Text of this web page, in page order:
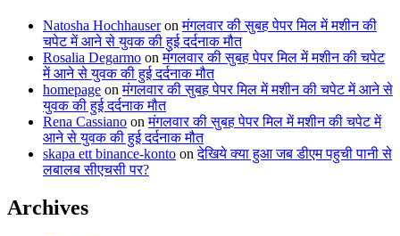
Natosha Hochhauseronमंगलवार की सुबह पेपर मिल में मशीन की
चपेट में आने से युवक की हुई दर्दनाक मौत
Rosalia Degarmo onमंगलवार की सुबह पेपर मिल में मशीन की चपेट
में आने से युवक की हुई दर्दनाक मौत
homepage onमंगलवार की सुबह पेपर मिल में मशीन की चपेट में आने से
युवक की हुई दर्दनाक मौत
Rena Cassiano onमंगलवार की सुबह पेपर मिल में मशीन की चपेट में
आने से युवक की हुई दर्दनाक मौत
skapa ett binance-konto onदेखिये क्या हुआ जब डीएम पहुची पानी से
लबालब सीएचसी पर?
Archives